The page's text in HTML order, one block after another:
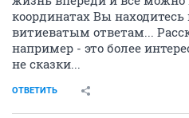
координатах Вы
витиеватым ответам...
например - это более
не сказки...
ОТВЕТИТЬ